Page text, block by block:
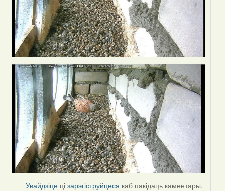
Увайдзіце цізарэгіструйцеся каб пакідаць каментары.